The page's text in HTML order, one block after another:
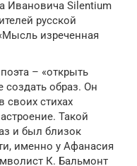
Ивановича Silentium
русской
изреченная
– «открыть
создать образ. Он
своих стихах
Такой
и был близок
именно у Афанасия
К. Бальмонт